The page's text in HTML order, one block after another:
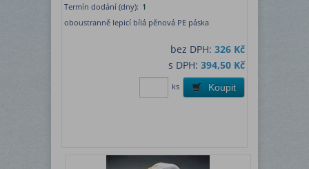
Termín dodání (dny): 1
oboustranně lepicí bílá pěnová PE páska
bez DPH: 326 Kč
s DPH: 394,50 Kč
Koupit
ks